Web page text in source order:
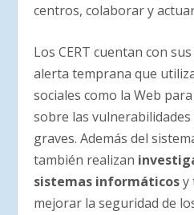
centros, colaborar y
Los CERT cuentan con
alerta temprana que
sociales como la Web
sobre las vulnerabilidades
graves. Además del
también realizan
sistemas informáticosy
mejorar la seguridad de